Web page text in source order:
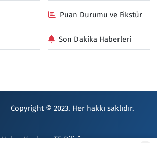
Puan Durumu ve Fikstür
Son Dakika Haberleri
Copyright © 2023. Her hakkı saklıdır.
Haber Yazılımı:TE Bilişim